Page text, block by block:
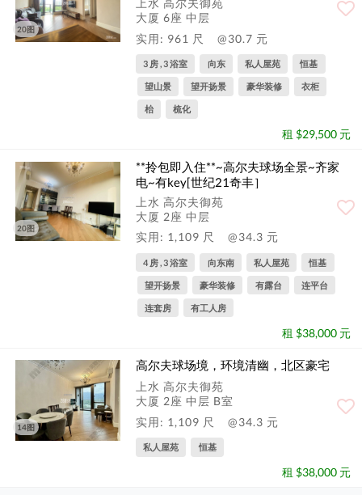
20图
上水 高尔夫御苑
大厦 6座 中层
实用: 961 尺
@30.7 元
3 房 , 3 浴室 向东 私人屋苑 恒基
望山景 望开扬景 豪华装修 衣柜
枱 梳化
租 $29,500 元
20图
**拎包即入住**~高尔夫球场全景~齐家
电~有key[世纪21奇丰］
上水 高尔夫御苑
大厦 2座 中层
实用: 1,109 尺
@34.3 元
4 房 , 3 浴室 向东南 私人屋苑 恒基
望开扬景 豪华装修 有露台 连平台
连套房 有工人房
租 $38,000 元
14图
高尔夫球场境，环境清幽，北区豪宅
上水 高尔夫御苑
大厦 2座 中层 B室
实用: 1,109 尺
@34.3 元
私人屋苑 恒基
租 $38,000 元